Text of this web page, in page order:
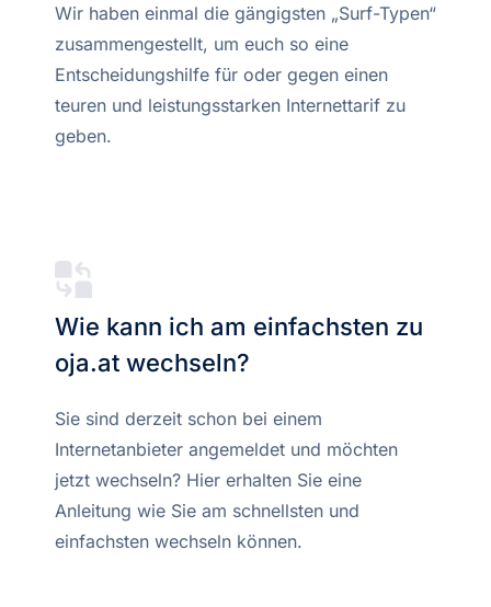
Wir haben einmal die gängigsten „Surf-Typen“
zusammengestellt, um euch so eine
Entscheidungshilfe für oder gegen einen
teuren und leistungsstarken Internettarif zu
geben.
Wie kann ich am einfachsten zu
oja.at wechseln?
Sie sind derzeit schon bei einem
Internetanbieter angemeldet und möchten
jetzt wechseln? Hier erhalten Sie eine
Anleitung wie Sie am schnellsten und
einfachsten wechseln können.